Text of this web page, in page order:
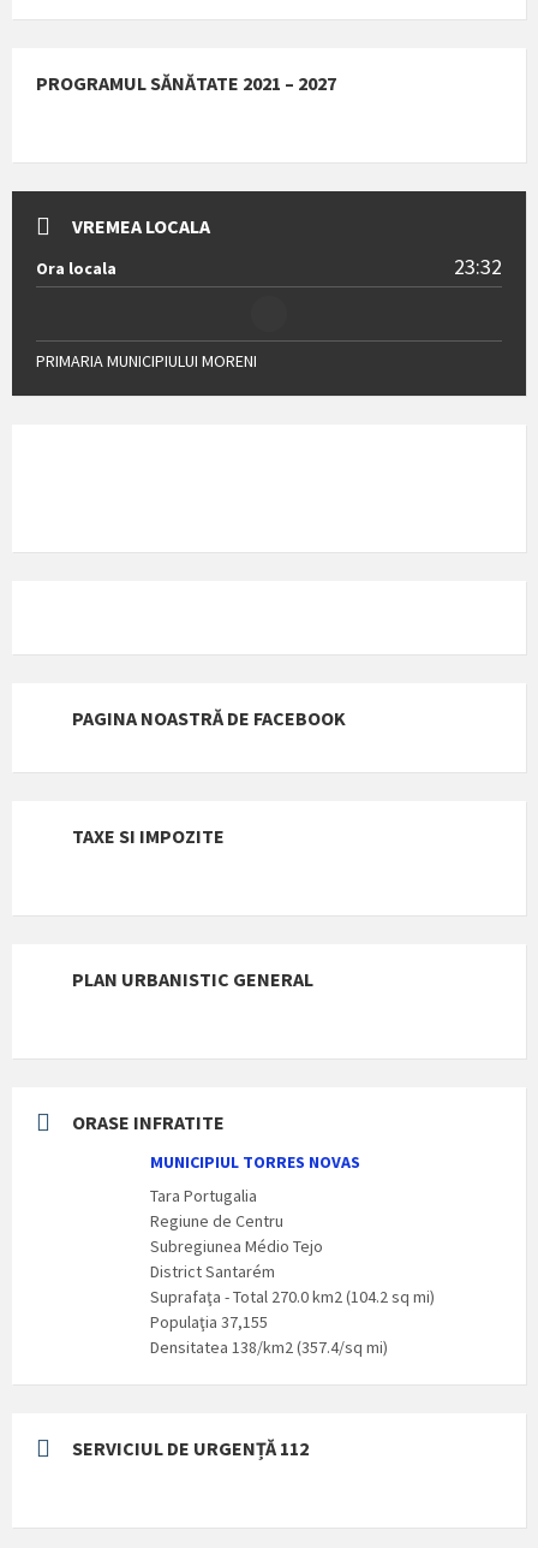
PROGRAMUL SĂNĂTATE 2021 – 2027
VREMEA LOCALA
Ora locala 23:32
PRIMARIA MUNICIPIULUI MORENI
PAGINA NOASTRĂ DE FACEBOOK
TAXE SI IMPOZITE
PLAN URBANISTIC GENERAL
ORASE INFRATITE
MUNICIPIUL TORRES NOVAS
Tara Portugalia
Regiune de Centru
Subregiunea Médio Tejo
District Santarém
Suprafaţa - Total 270.0 km2 (104.2 sq mi)
Populaţia 37,155
Densitatea 138/km2 (357.4/sq mi)
SERVICIUL DE URGENȚĂ 112